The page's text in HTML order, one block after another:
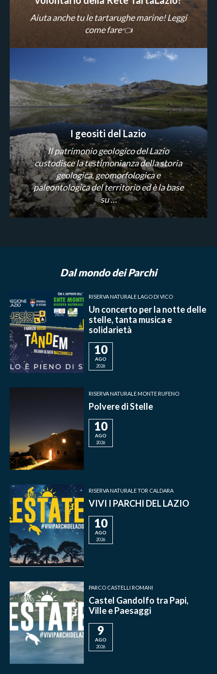
Aiuta anche tu le tartarughe marine! Leggi
come fare👈
I geositi del Lazio
Il patrimonio geologico del Lazio
custodisce la testimonianza della storia
geologica, geomorfologica e
paleontologica del territorio ed è la base
su …
Dal mondo dei Parchi
RISERVA NATURALE LAGO DI VICO
Un concerto per la notte delle
stelle, tanta musica e
solidarietà
10
AGO
2026
RISERVA NATURALE MONTE RUFENO
Polvere di Stelle
10
AGO
2026
RISERVA NATURALE TOR CALDARA
VIVI I PARCHI DEL LAZIO
10
AGO
2026
PARCO CASTELLI ROMANI
Castel Gandolfo tra Papi,
Ville e Paesaggi
9
AGO
2026